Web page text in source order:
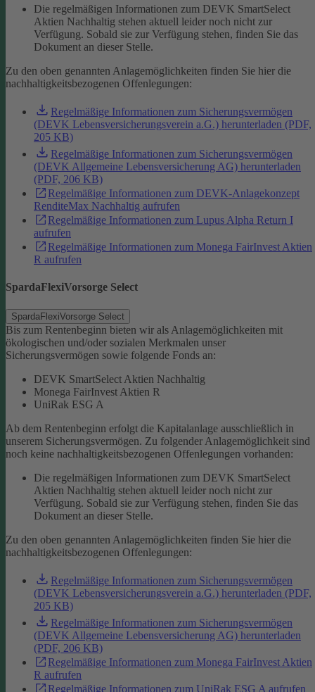
Die regelmäßigen Informationen zum DEVK SmartSelect
Aktien Nachhaltig stehen aktuell leider noch nicht zur
Verfügung. Sobald sie zur Verfügung stehen, finden Sie das
Dokument an dieser Stelle.
Zu den oben genannten Anlagemöglichkeiten finden Sie hier die
nachhaltigkeitsbezogenen Offenlegungen:
Regelmäßige Informationen zum Sicherungsvermögen
(DEVK Lebensversicherungsverein a.G.) herunterladen (PDF,
205 KB)
Regelmäßige Informationen zum Sicherungsvermögen
(DEVK Allgemeine Lebensversicherung AG) herunterladen
(PDF, 206 KB)
Regelmäßige Informationen zum DEVK-Anlagekonzept
RenditeMax Nachhaltig aufrufen
Regelmäßige Informationen zum Lupus Alpha Return I
aufrufen
Regelmäßige Informationen zum Monega FairInvest Aktien
R aufrufen
SpardaFlexiVorsorge Select
SpardaFlexiVorsorge Select
Bis zum Rentenbeginn bieten wir als Anlagemöglichkeiten mit
ökologischen und/oder sozialen Merkmalen unser
Sicherungsvermögen sowie folgende Fonds an:
DEVK SmartSelect Aktien Nachhaltig
Monega FairInvest Aktien R
UniRak ESG A
Ab dem Rentenbeginn erfolgt die Kapitalanlage ausschließlich in
unserem Sicherungsvermögen. Zu folgender Anlagemöglichkeit sind
noch keine nachhaltigkeitsbezogenen Offenlegungen vorhanden:
Die regelmäßigen Informationen zum DEVK SmartSelect
Aktien Nachhaltig stehen aktuell leider noch nicht zur
Verfügung. Sobald sie zur Verfügung stehen, finden Sie das
Dokument an dieser Stelle.
Zu den oben genannten Anlagemöglichkeiten finden Sie hier die
nachhaltigkeitsbezogenen Offenlegungen:
Regelmäßige Informationen zum Sicherungsvermögen
(DEVK Lebensversicherungsverein a.G.) herunterladen (PDF,
205 KB)
Regelmäßige Informationen zum Sicherungsvermögen
(DEVK Allgemeine Lebensversicherung AG) herunterladen
(PDF, 206 KB)
Regelmäßige Informationen zum Monega FairInvest Aktien
R aufrufen
Regelmäßige Informationen zum UniRak ESG A aufrufen